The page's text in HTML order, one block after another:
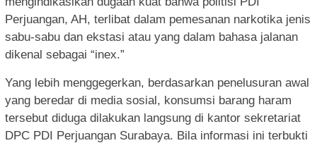
Perjuangan, AH, terlibat dalam pemesanan narkotika jenis
sabu-sabu dan ekstasi atau yang dalam bahasa jalanan
dikenal sebagai “inex.”
Yang lebih menggegerkan, berdasarkan penelusuran awal
yang beredar di media sosial, konsumsi barang haram
tersebut diduga dilakukan langsung di kantor sekretariat
DPC PDI Perjuangan Surabaya. Bila informasi ini terbukti